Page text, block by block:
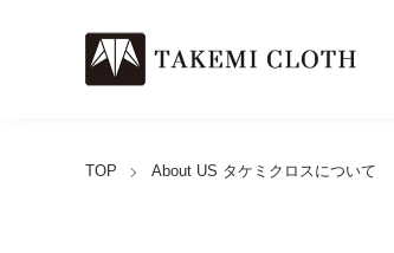
TOP About US タケミクロスについて